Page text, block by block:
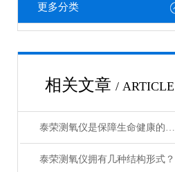
更多分类
相关文章 / ARTICLE
泰荣测氧仪是保障生命健康的重要工具
泰荣测氧仪拥有几种结构形式？